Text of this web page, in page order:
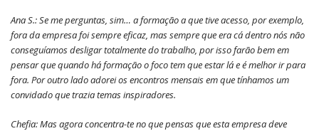
Ana S.: Se me perguntas, sim… a formação a que tive acesso, por exemplo,
fora da empresa foi sempre eficaz, mas sempre que era cá dentro nós não
conseguíamos desligar totalmente do trabalho, por isso farão bem em
pensar que quando há formação o foco tem que estar lá e é melhor ir para
fora. Por outro lado adorei os encontros mensais em que tínhamos um
convidado que trazia temas inspiradores.
Chefia: Mas agora concentra-te no que pensas que esta empresa deve